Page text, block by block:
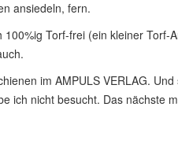
ansiedeln, fern.
Torf-frei (ein kleiner Torf-
im AMPULS VERLAG.
ich nicht besucht. Das nächste